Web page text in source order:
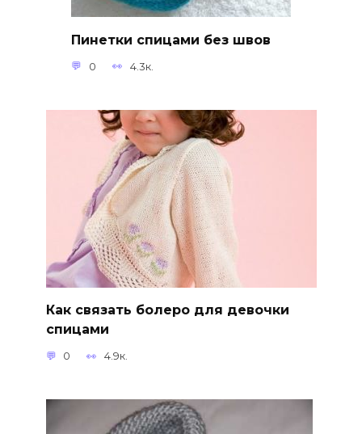
Пинетки спицами без швов
0 4.3к.
Как связать болеро для девочки
спицами
0 4.9к.